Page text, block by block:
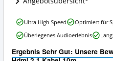
dieses
Kabel
(10
Meter)
erhältlich?
Ergebnis Sehr Gut: Unsere
deleyCON
8K
Hdmi
Kabel
Ultra High Speed Optimiert für
Überlegenes Audioerlebnis